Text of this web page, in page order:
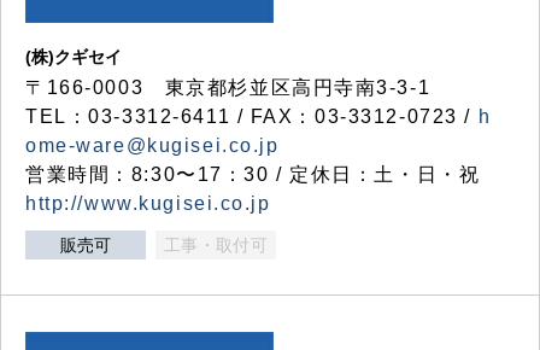
(株)クギセイ
〒166-0003 東京都杉並区高円寺南3-3-1
TEL：03-3312-6411 / FAX：03-3312-0723 / h
ome-ware@kugisei.co.jp
営業時間：8:30〜17：30 / 定休日：土・日・祝
http://www.kugisei.co.jp
販売可 工事・取付可